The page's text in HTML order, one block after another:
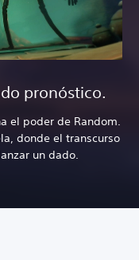
pronóstico.
el poder de Random.
donde el transcurso
un dado.